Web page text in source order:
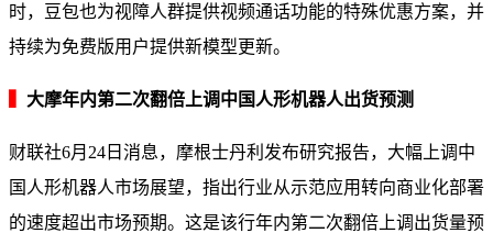
时，豆包也为视障人群提供视频通话功能的特殊优惠方案，并
持续为免费版用户提供新模型更新。
大摩年内第二次翻倍上调中国人形机器人出货预测
财联社6月24日消息，摩根士丹利发布研究报告，大幅上调中
国人形机器人市场展望，指出行业从示范应用转向商业化部署
的速度超出市场预期。这是该行年内第二次翻倍上调出货量预